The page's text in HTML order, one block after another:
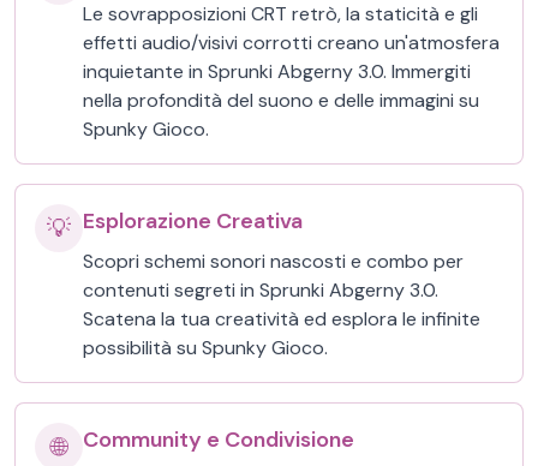
Le sovrapposizioni CRT retrò, la staticità e gli
effetti audio/visivi corrotti creano un'atmosfera
inquietante in Sprunki Abgerny 3.0. Immergiti
nella profondità del suono e delle immagini su
Spunky Gioco.
💡 Esplorazione Creativa
Scopri schemi sonori nascosti e combo per
contenuti segreti in Sprunki Abgerny 3.0.
Scatena la tua creatività ed esplora le infinite
possibilità su Spunky Gioco.
🌐 Community e Condivisione